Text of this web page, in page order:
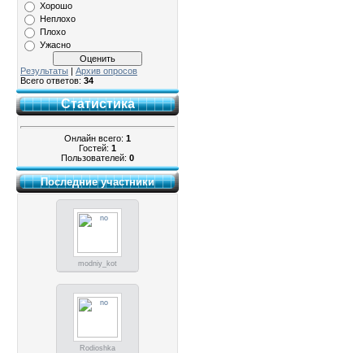
Хорошо
Неплохо
Плохо
Ужасно
Результаты | Архив опросов
Всего ответов: 34
Статистика
Онлайн всего: 1
Гостей: 1
Пользователей: 0
Последние участники
modniy_kot
Rodioshka